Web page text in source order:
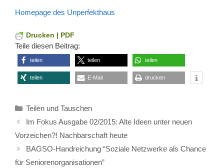
Homepage des Unperfekthaus
Drucken | PDF
Teile diesen Beitrag:
teilen teilen teilen
teilen E-Mail drucken
Kategorien
Teilen und Tauschen
Im Fokus Ausgabe 02/2015: Alte Ideen unter neuen
Vorzeichen?! Nachbarschaft heute
BAGSO-Handreichung “Soziale Netzwerke als Chance
für Seniorenorganisationen”